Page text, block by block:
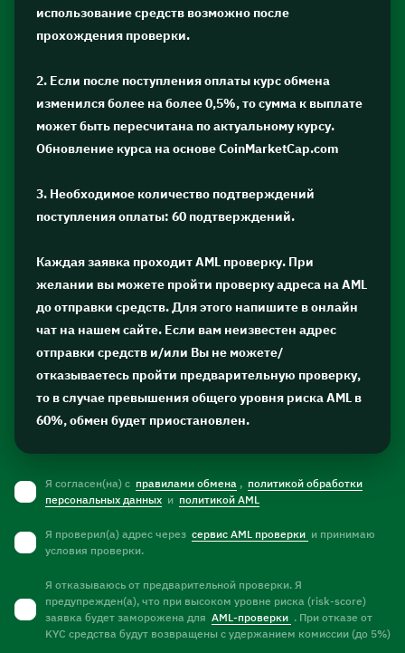
использование средств возможно после
прохождения проверки.
2. Если после поступления оплаты курс обмена
изменился более на более 0,5%, то сумма к выплате
может быть пересчитана по актуальному курсу.
Обновление курса на основе CoinMarketCap.com
3. Необходимое количество подтверждений
поступления оплаты: 60 подтверждений.
Каждая заявка проходит AML проверку. При
желании вы можете пройти проверку адреса на AML
до отправки средств. Для этого напишите в онлайн
чат на нашем сайте. Если вам неизвестен адрес
отправки средств и/или Вы не можете/
отказываетесь пройти предварительную проверку,
то в случае превышения общего уровня риска AML в
60%, обмен будет приостановлен.
Я согласен(на) с правилами обмена , политикой обработки
персональных данных и политикой AML
Я проверил(а) адрес через сервис AML проверки и принимаю
условия проверки.
Я отказываюсь от предварительной проверки. Я
предупрежден(а), что при высоком уровне риска (risk-score)
заявка будет заморожена для AML-проверки . При отказе от
KYC средства будут возвращены с удержанием комиссии (до 5%)